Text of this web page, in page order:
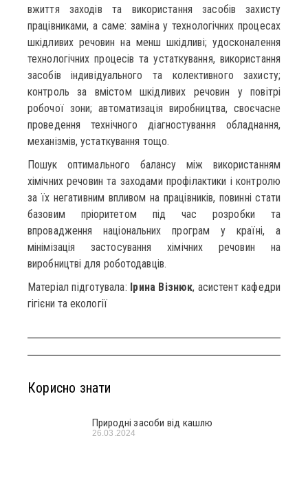
вжиття заходів та використання засобів захисту
працівниками, а саме: заміна у технологічних процесах
шкідливих речовин на менш шкідливі; удосконалення
технологічних процесів та устаткування, використання
засобів індивідуального та колективного захисту;
контроль за вмістом шкідливих речовин у повітрі
робочої зони; автоматизація виробництва, своєчасне
проведення технічного діагностування обладнання,
механізмів, устаткування тощо.
Пошук оптимального балансу між використанням
хімічних речовин та заходами профілактики і контролю
за їх негативним впливом на працівників, повинні стати
базовим пріоритетом під час розробки та
впровадження національних програм у країні, а
мінімізація застосування хімічних речовин на
виробництві для роботодавців.
Матеріал підготувала: Ірина Візнюк, асистент кафедри
гігієни та екології
Корисно знати
Природні засоби від кашлю
26.03.2024